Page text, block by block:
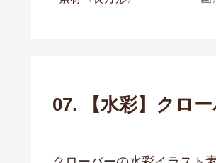
07. 【水彩】クロ